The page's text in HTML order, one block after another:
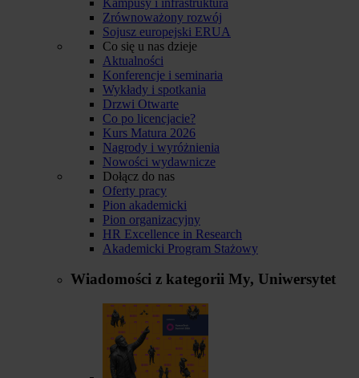
Zrównoważony rozwój
Sojusz europejski ERUA
Co się u nas dzieje
Aktualności
Konferencje i seminaria
Wykłady i spotkania
Drzwi Otwarte
Co po licencjacie?
Kurs Matura 2026
Nagrody i wyróżnienia
Nowości wydawnicze
Dołącz do nas
Oferty pracy
Pion akademicki
Pion organizacyjny
HR Excellence in Research
Akademicki Program Stażowy
Wiadomości z kategorii My, Uniwersytet